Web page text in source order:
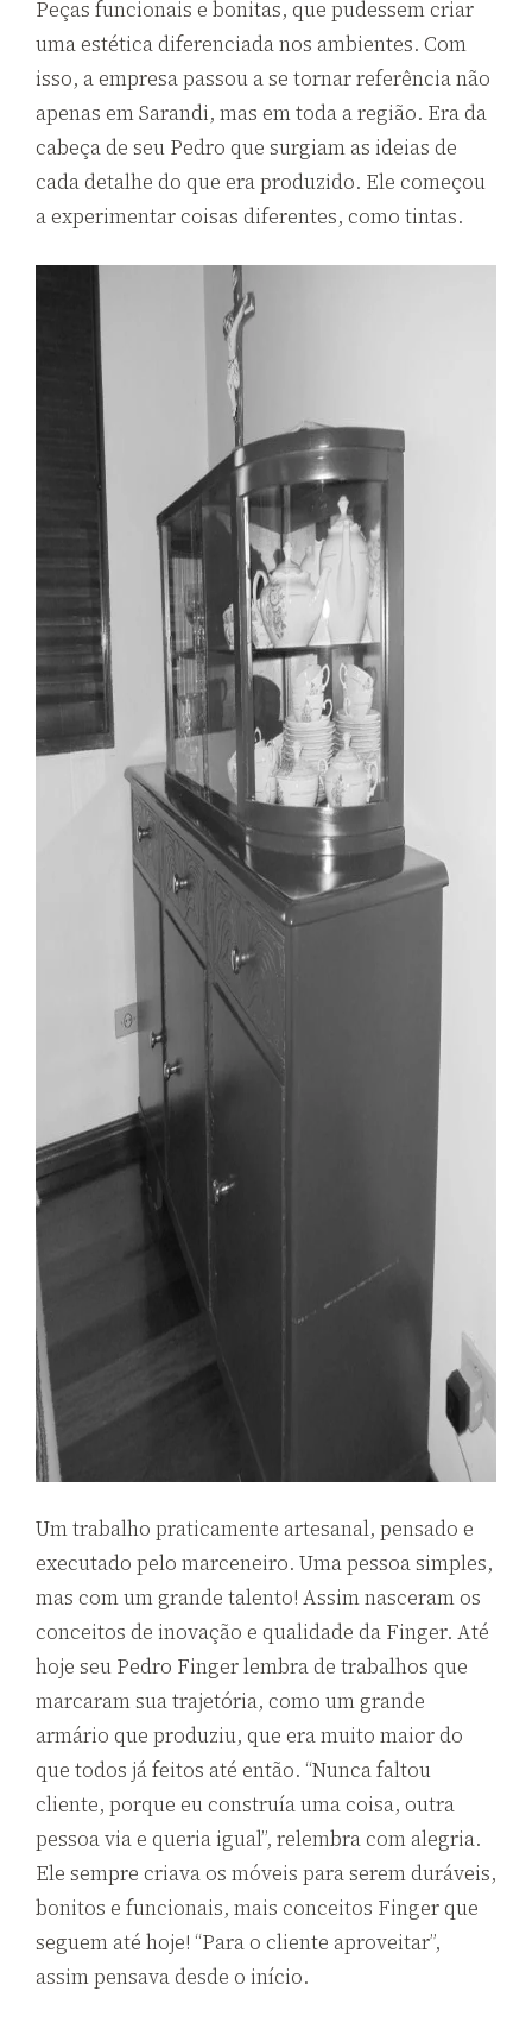
Peças funcionais e bonitas, que pudessem criar
uma estética diferenciada nos ambientes. Com
isso, a empresa passou a se tornar referência não
apenas em Sarandi, mas em toda a região. Era da
cabeça de seu Pedro que surgiam as ideias de
cada detalhe do que era produzido. Ele começou
a experimentar coisas diferentes, como tintas.
Um trabalho praticamente artesanal, pensado e
executado pelo marceneiro. Uma pessoa simples,
mas com um grande talento! Assim nasceram os
conceitos de inovação e qualidade da Finger. Até
hoje seu Pedro Finger lembra de trabalhos que
marcaram sua trajetória, como um grande
armário que produziu, que era muito maior do
que todos já feitos até então. “Nunca faltou
cliente, porque eu construía uma coisa, outra
pessoa via e queria igual”, relembra com alegria.
Ele sempre criava os móveis para serem duráveis,
bonitos e funcionais, mais conceitos Finger que
seguem até hoje! “Para o cliente aproveitar”,
assim pensava desde o início.